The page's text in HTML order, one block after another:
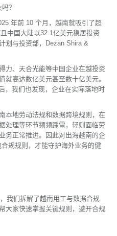
？
年前 10 个月，越南就吸引了超
中国大陆以32.1亿美元稳居投资
划与投资部，Dezan Shira &
力、天合光能等中国企业在越投资
就高达数亿美元甚至数十亿美元。
，我们也发现，企业在实际落地时
本地劳动法规和数据跨境规则，在
处理等环节频频踩雷，轻则面临劳
务正常推进。因此对出海越南的企
规规则，才能守护海外业务的健
我们拆解了越南用工与数据合规
大家快速掌握关键规则，避开合规